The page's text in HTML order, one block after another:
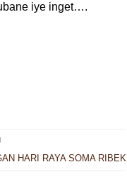
iye inget….
HARI RAYA SOMA RIBEK